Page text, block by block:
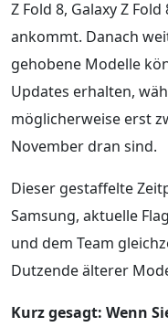
Z Fold 8, Galaxy Z
ankommt. Danach
gehobene Modelle
Updates erhalten,
möglicherweise erst
November dran sind.
Dieser gestaffelte
Samsung, aktuelle
und dem Team
Dutzende älterer
Kurz gesagt: Wenn